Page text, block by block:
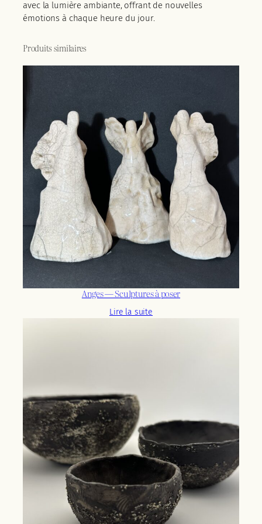
avec la lumière ambiante, offrant de nouvelles
émotions à chaque heure du jour.
Produits similaires
Anges — Sculptures à poser
Lire la suite